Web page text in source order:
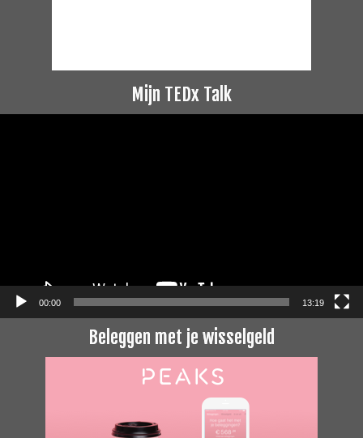
Mijn TEDx Talk
00:00 13:19
Beleggen met je wisselgeld